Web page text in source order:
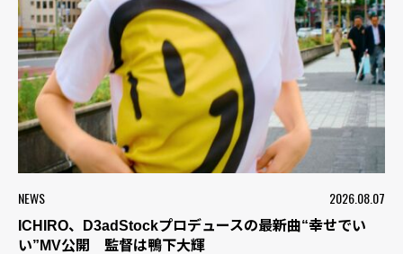
NEWS 2026.08.07
ICHIRO、D3adStockプロデュースの最新曲“幸せでい
い”MV公開 監督は鴨下大輝